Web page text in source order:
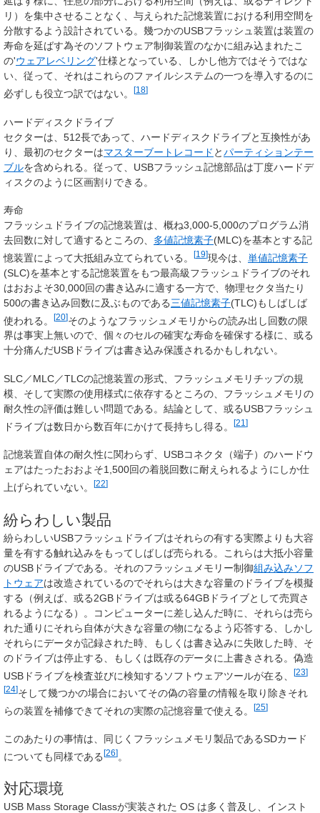
リ）を集中させることなく、与えられた記憶装置における利用空間を
分散するよう設計されている。幾つかのUSBフラッシュ装置は装置の
寿命を延ばす為そのソフトウェア制御装置のなかに組み込まれたこ
の'ウェアレベリング'仕様となっている、しかし他方ではそうではな
い、従って、それはこれらのファイルシステムの一つを導入するのに
必ずしも役立つ訳ではない。
[18]
ハードディスクドライブ
セクターは、512長であって、ハードディスクドライブと互換性があ
り、最初のセクターはマスターブートレコード とパーティションテー
ブルを含められる。従って、USBフラッシュ記憶部品は丁度ハードデ
ィスクのように区画割りできる。
寿命
フラッシュドライブの記憶装置は、概ね3,000-5,000のプログラム消
去回数に対して適するところの、 多値記憶素子(MLC)を基本とする記
憶装置によって大抵組み立てられている。
[19]現今は、 単値記憶素子
(SLC)を基本とする記憶装置をもつ最高級フラッシュドライブのそれ
はおおよそ30,000回の書き込みに適する一方で、物理セクタ当たり
500の書き込み回数に及ぶものである三値記憶素子(TLC)もしばしば
使われる。
[20]そのようなフラッシュメモリからの読み出し回数の限
界は事実上無いので、個々のセルの確実な寿命を確保する様に、或る
十分痛んだUSBドライブは書き込み保護されるかもしれない。
SLC／MLC／TLCの記憶装置の形式、フラッシュメモリチップの規
模、そして実際の使用様式に依存するところの、フラッシュメモリの
耐久性の評価は難しい問題である。結論として、或るUSBフラッシュ
ドライブは数日から数百年にかけて長持ちし得る。
[21 ]
記憶装置自体の耐久性に関わらず、USBコネクタ（端子）のハードウ
ェアはたったおおよそ1,500回の着脱回数に耐えられるようにしか仕
上げられていない。
[22]
紛らわしい製品
紛らわしいUSBフラッシュドライブはそれらの有する実際よりも大容
量を有する触れ込みをもってしばしば売られる。これらは大抵小容量
のUSBドライブである。それのフラッシュメモリー制御組み込みソフ
トウェアは改造されているのでそれらは大きな容量のドライブを模擬
する（例えば、或る2GBドライブは或る64GBドライブとして売買さ
れるようになる）。コンピューターに差し込んだ時に、それらは売ら
れた通りにそれら自体が大きな容量の物になるよう応答する、しかし
それらにデータが記録された時、もしくは書き込みに失敗した時、そ
のドライブは停止する、もしくは既存のデータに上書きされる。偽造
USBドライブを検査並びに検知するソフトウェアツールが在る、
[23]
[24]そして幾つかの場合においてその偽の容量の情報を取り除きそれ
らの装置を補修できてそれの実際の記憶容量で使える。
[25]
このあたりの事情は、同じくフラッシュメモリ製品であるSDカード
についても同様である [26] 。
対応環境
USB Mass Storage Classが実装された OS は多く普及し、インスト